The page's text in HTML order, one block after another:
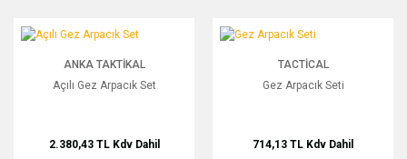
Açılı Gez Arpacık Set
ANKA TAKTIKAL
Açılı Gez Arpacık Set
2.380,43 TL Kdv Dahil
Gez Arpacık Seti
TACTICAL
Gez Arpacık Seti
714,13 TL Kdv Dahil